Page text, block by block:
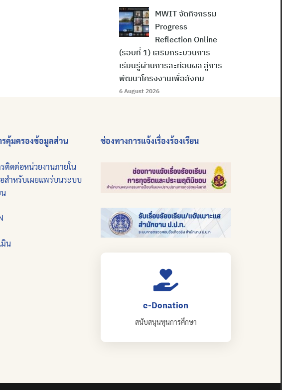
MWIT จัดกิจกรรม
Progress
Reflection Online
(รอบที่ 1) เสริมกระบวนการ
เรียนรู้ผ่านการสะท้อนผล สู่การ
พัฒนาโครงงานเพื่อสังคม
6 August 2026
รคุ้มครองข้อมูลส่วน
ติดต่อหน่วยงานภายใน
สำหรับเผยแพร่บนระบบ
น
มิน
ช่องทางการแจ้งเรื่องร้องเรียน
e-Donation
สนับสนุนทุนการศึกษา